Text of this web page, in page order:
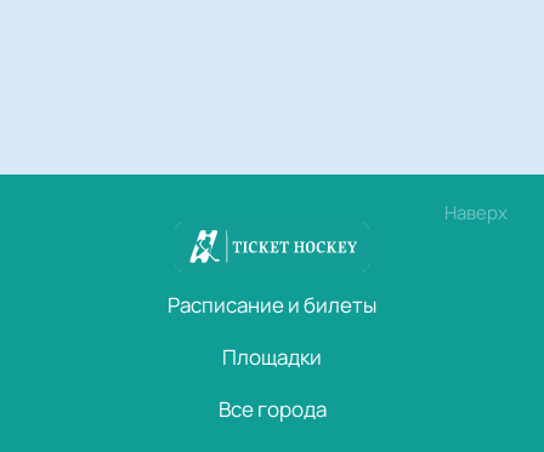
Наверх
Расписание и билеты
Площадки
Все города